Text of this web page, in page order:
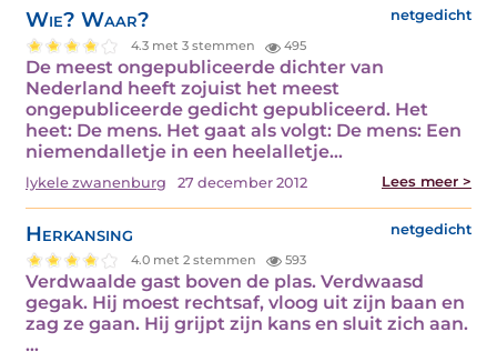
Wie? Waar? netgedicht
4.3 met 3 stemmen 495
De meest ongepubliceerde dichter van
Nederland heeft zojuist het meest
ongepubliceerde gedicht gepubliceerd. Het
heet: De mens. Het gaat als volgt: De mens: Een
niemendalletje in een heelalletje…
lykele zwanenburg 27 december 2012 Lees meer >
Herkansing netgedicht
4.0 met 2 stemmen 593
Verdwaalde gast boven de plas. Verdwaasd
gegak. Hij moest rechtsaf, vloog uit zijn baan en
zag ze gaan. Hij grijpt zijn kans en sluit zich aan.
…